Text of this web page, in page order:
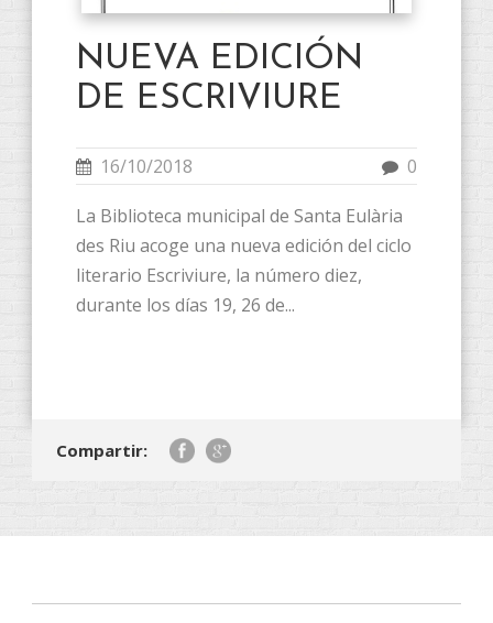
NUEVA EDICIÓN
DE ESCRIVIURE
16/10/2018 0
La Biblioteca municipal de Santa Eulària
des Riu acoge una nueva edición del ciclo
literario Escriviure, la número diez,
durante los días 19, 26 de...
Compartir: